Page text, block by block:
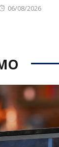
Posted
06/08/2026